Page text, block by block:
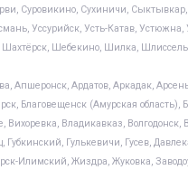
Суровикино, Сухиничи,
Уссурийск, Усть-Катав,
Шебекино, Шилка,
Ардатов, Аркадак,
(Амурская область),
Владикавказ,
Губкинский, Гулькевичи, Гусев,
Илимский, Жиздра, Жуковка,